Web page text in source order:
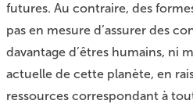
futures. Au contraire, des
pas en mesure d’assurer des
davantage d’êtres humains, ni
actuelle de cette planète, en
ressources correspondant à